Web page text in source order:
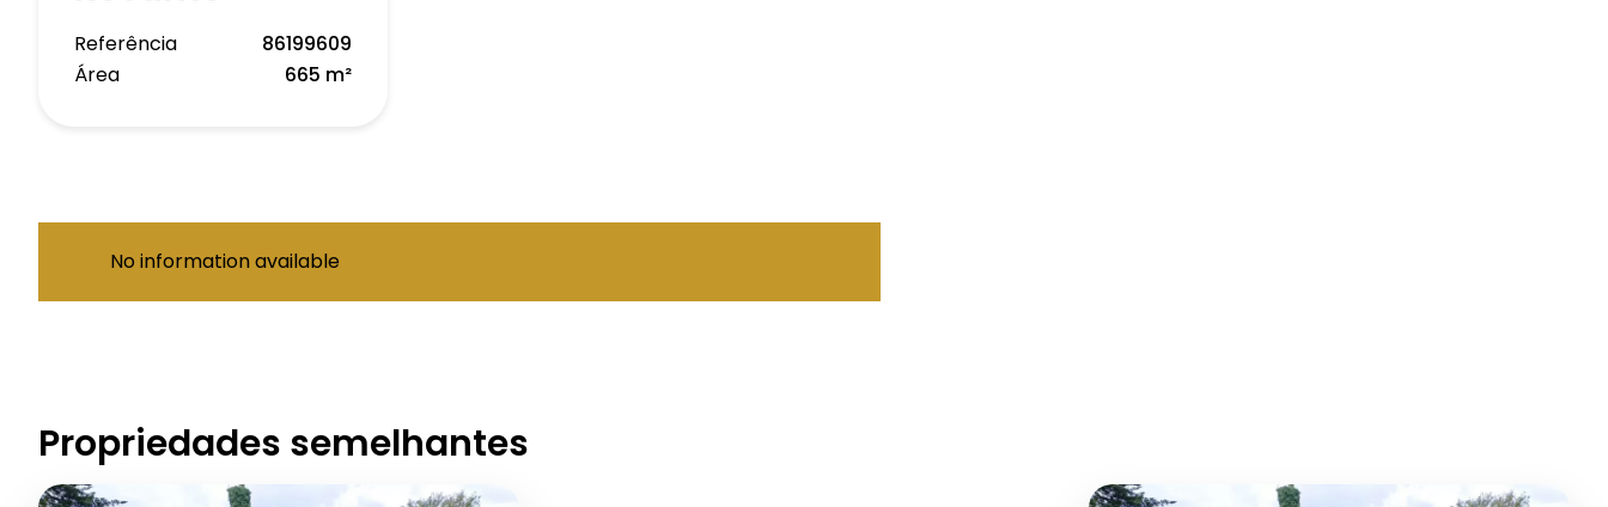
Referência
86199609
Área
665 m²
No information available
Propriedades semelhantes